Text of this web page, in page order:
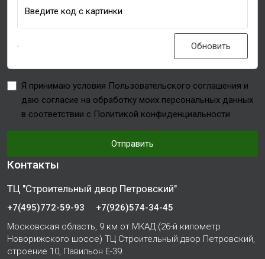
Введите код с картинки
Обновить
Я принимаю условия Пользовательского соглашения и
даю согласие на обработку моих персональных данных
в соответствии с Политикой конфиденциальности
Отправить
Контакты
ТЦ "Строительный двор Петровский"
+7(495)772-59-93
+7(926)574-34-45
Московская область, 9 км от МКАД (26-й километр
Новорижского шоссе) ТЦ Строительный двор Петровский,
строение 10, Павильон Е-39.